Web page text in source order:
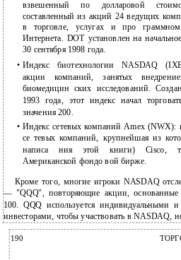
взвешенный по долларовой
составленный из акций 24 ведущих
в торговле, услугах и про граммном
Интернета. DOT установлен на
30 сентября 1998 года.
• Индекс биотехнологии NASDAQ
акции компаний, занятых
биомедицин ских исследований.
1993 года, этот индекс начал
значения 200.
• Индекс сетевых компаний Amex (NWX):
се тевых компаний, крупнейшая из
написа ния этой книги) Cisco,
Американской фондо вой бирже.
Кроме того, многие игроки NASDAQ
— "QQQ", повторяющие акции, основанные
100. QQQ используется индивидуальными
инвесторами, чтобы участвовать в NASDAQ,
190